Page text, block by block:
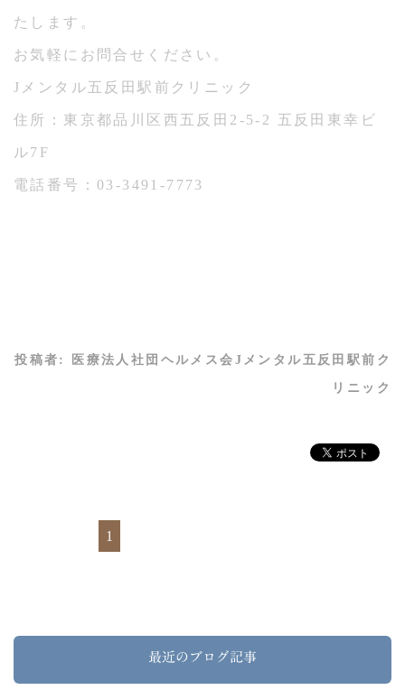
たします。
お気軽にお問合せください。
Jメンタル五反田駅前クリニック
住所：東京都品川区西五反田2-5-2 五反田東幸ビ
ル7F
電話番号：03-3491-7773
投稿者: 医療法人社団ヘルメス会Jメンタル五反田駅前ク
リニック
1
最近のブログ記事